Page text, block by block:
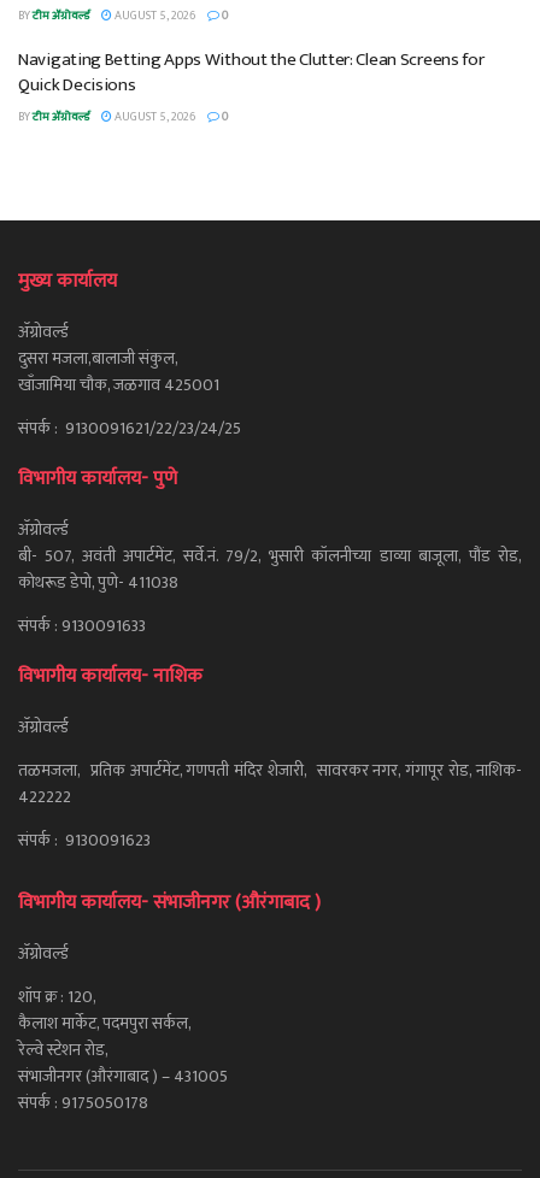
BYटीम ॲग्रोवर्ल्ड AUGUST 5, 2026 0
Navigating Betting Apps Without the Clutter: Clean Screens for
Quick Decisions
BYटीम ॲग्रोवर्ल्ड AUGUST 5, 2026 0
मुख्य कार्यालय
ॲग्रोवर्ल्ड
दुसरा मजला,बालाजी संकुल,
खाँजामिया चौक, जळगाव 425001
संपर्क : 9130091621/22/23/24/25
विभागीय कार्यालय- पुणे
ॲग्रोवर्ल्ड
बी- 507, अवंती अपार्टमेंट, सर्वे.नं. 79/2, भुसारी कॉलनीच्या डाव्या बाजूला, पौंड रोड,
कोथरूड डेपो, पुणे- 411038
संपर्क : 9130091633
विभागीय कार्यालय- नाशिक
ॲग्रोवर्ल्ड
तळमजला, प्रतिक अपार्टमेंट, गणपती मंदिर शेजारी, सावरकर नगर, गंगापूर रोड, नाशिक-
422222
संपर्क : 9130091623
विभागीय कार्यालय- संभाजीनगर (औरंगाबाद )
ॲग्रोवर्ल्ड
शॉप क्र : 120,
कैलाश मार्केट, पदमपुरा सर्कल,
रेल्वे स्टेशन रोड,
संभाजीनगर (औरंगाबाद ) – 431005
संपर्क : 9175050178